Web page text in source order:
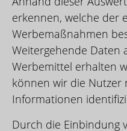
erkennen, welche der
Werbemaßnahmen
Weitergehende Daten
Werbemittel erhalten
können wir die Nutzer
Informationen
Durch die Einbindung